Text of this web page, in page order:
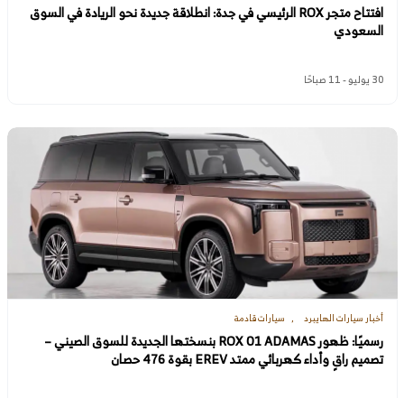
افتتاح متجر ROX الرئيسي في جدة: انطلاقة جديدة نحو الريادة في السوق
السعودي
30 يوليو - 11 صباحًا
أخبار سيارات الهايبرد سيارات قادمة
رسميًا: ظهور ROX 01 ADAMAS بنسختها الجديدة للسوق الصيني –
تصميم راقٍ وأداء كهربائي ممتد EREV بقوة 476 حصان